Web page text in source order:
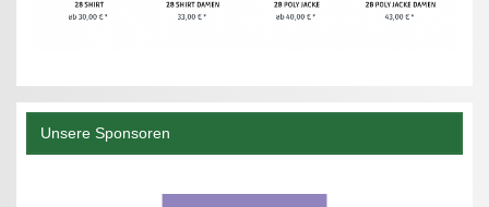
Unsere Sponsoren